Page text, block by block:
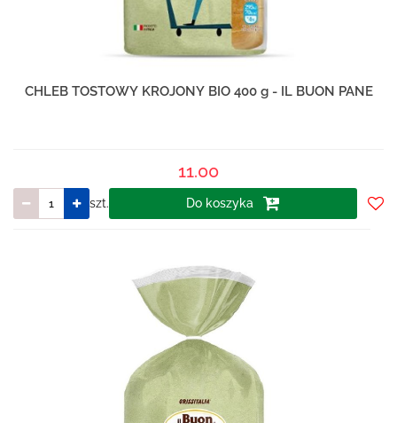
CHLEB TOSTOWY KROJONY BIO 400 g - IL BUON PANE
11.00
szt. Do koszyka